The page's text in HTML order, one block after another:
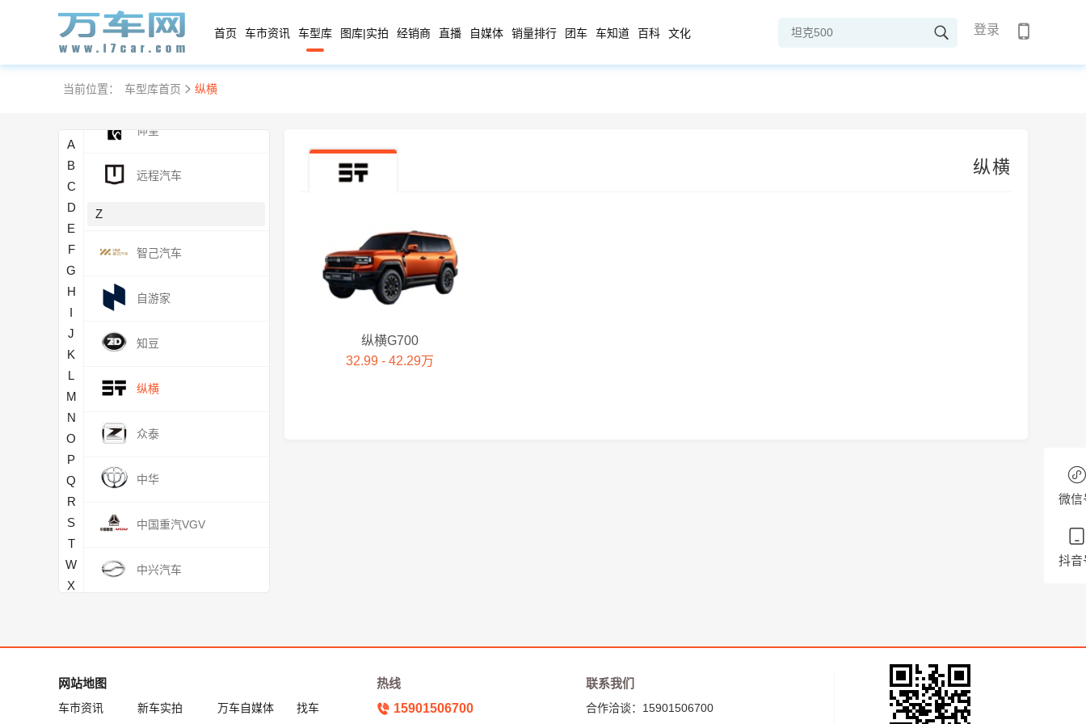
首页 车市资讯 车型库 图库|实拍 经销商 直播 自媒体 销量排行 团车 车知道 百科 文化 登录
当前位置： 车型库首页 纵横
A
B
C
D
E
F
G
H
I
J
K
L
M
N
O
P
Q
R
S
T
W
X
云度
一汽
仰望
远程汽车
Z
智己汽车
自游家
知豆
纵横
众泰
中华
中国重汽VGV
中兴汽车
纵横
纵横G700
32.99 - 42.29万
微信
抖音
网站地图
车市资讯 新车实拍 万车自媒体 找车
热线
15901506700
联系我们
合作洽谈：15901506700